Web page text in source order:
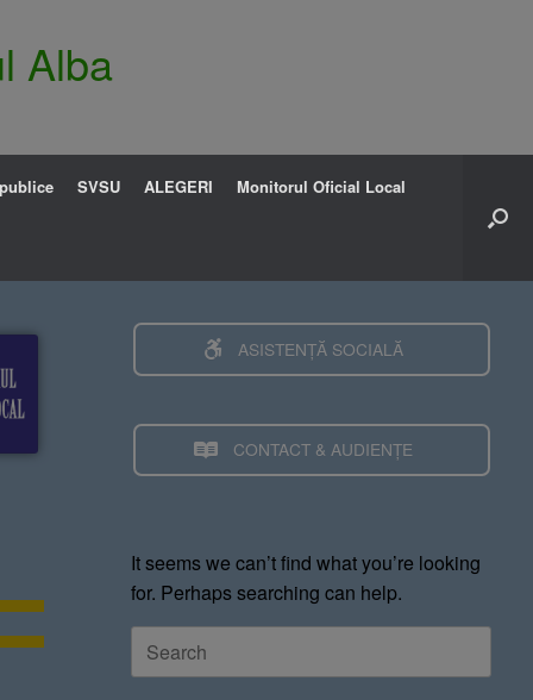
Alba
SVSU ALEGERI Monitorul Oficial Local
ASISTENȚĂ SOCIALĂ
CONTACT & AUDIENȚE
It seems we can’t find what you’re looking
for. Perhaps searching can help.